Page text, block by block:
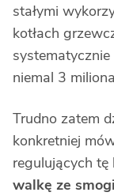
stałymi
kotłach
niemal 3
Trudno zatem
konkretniej
regulujących tę
walkę ze